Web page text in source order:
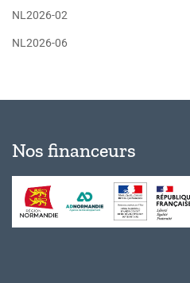
NL2026-02
NL2026-06
Nos financeurs